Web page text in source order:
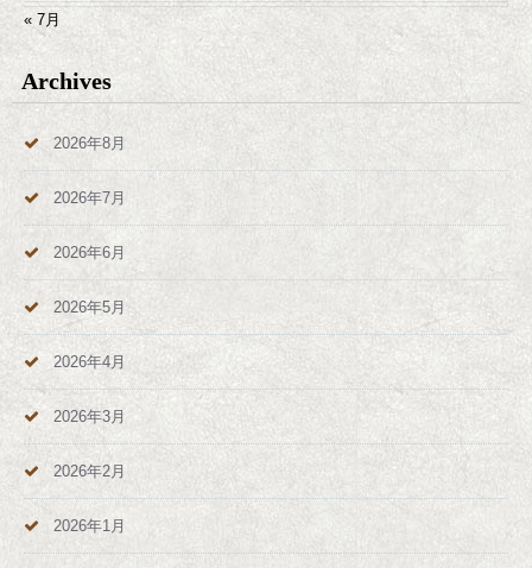
« 7月
Archives
2026年8月
2026年7月
2026年6月
2026年5月
2026年4月
2026年3月
2026年2月
2026年1月